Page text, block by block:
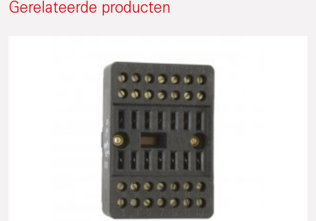
Gerelateerde producten